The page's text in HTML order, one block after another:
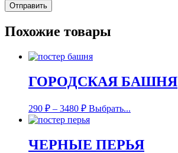
Похожие товары
ГОРОДСКАЯ БАШНЯ
290 ₽ – 3480 ₽ Выбрать...
ЧЕРНЫЕ ПЕРЬЯ